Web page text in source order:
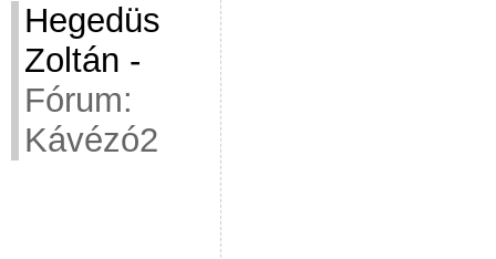
Hegedüs
Zoltán -
Fórum:
Kávézó2